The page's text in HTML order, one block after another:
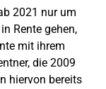
2021 nur um
Rente gehen,
mit ihrem
die 2009
hiervon bereits